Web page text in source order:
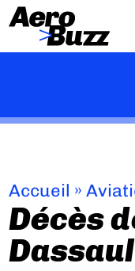
Accueil »
Décès